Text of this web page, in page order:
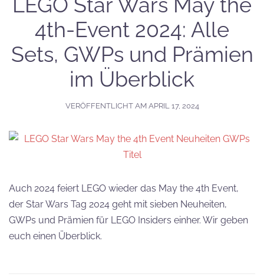
4th-Event 2024: Alle
Sets, GWPs und Prämien
im Überblick
VERÖFFENTLICHT AM APRIL 17, 2024
Auch 2024 feiert LEGO wieder das May the 4th Event,
der Star Wars Tag 2024 geht mit sieben Neuheiten,
GWPs und Prämien für LEGO Insiders einher. Wir geben
euch einen Überblick.